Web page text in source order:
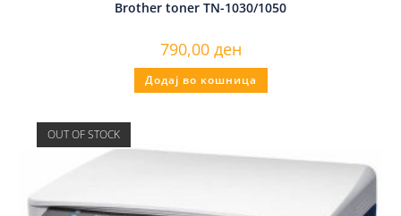
Brother toner TN-1030/1050
790,00 ден
Додај во кошница
OUT OF STOCK